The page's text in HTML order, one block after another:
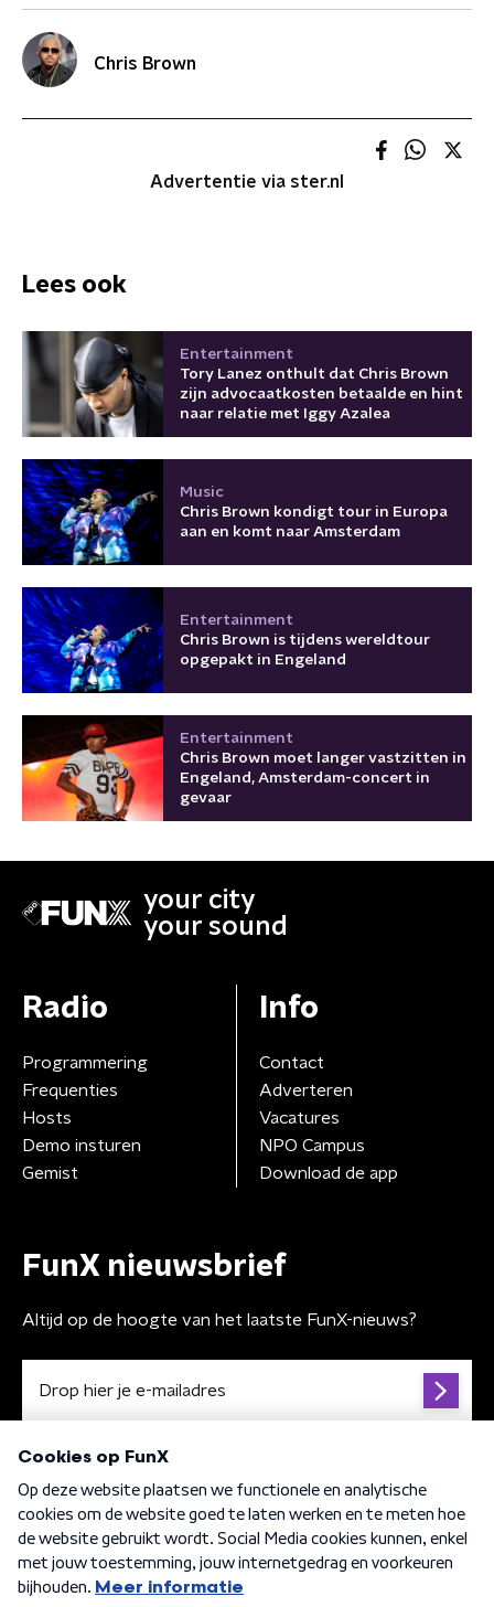
Chris Brown
Advertentie via ster.nl
Lees ook
Entertainment
Tory Lanez onthult dat Chris Brown
zijn advocaatkosten betaalde en hint
naar relatie met Iggy Azalea
Music
Chris Brown kondigt tour in Europa
aan en komt naar Amsterdam
Entertainment
Chris Brown is tijdens wereldtour
opgepakt in Engeland
Entertainment
Chris Brown moet langer vastzitten in
Engeland, Amsterdam-concert in
gevaar
your city
your sound
Radio
Programmering
Frequenties
Hosts
Demo insturen
Gemist
Info
Contact
Adverteren
Vacatures
NPO Campus
Download de app
FunX nieuwsbrief
Altijd op de hoogte van het laatste FunX-nieuws?
Algemene voorwaarden Privacybeleid